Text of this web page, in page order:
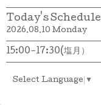
Today's Schedule
2026.08.10 Monday
15:00-17:30(塩月）
Select Language ▼